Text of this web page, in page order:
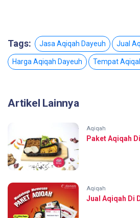
Tags: Jasa Aqiqah Dayeuh Jual
Harga Aqiqah Dayeuh Tempat
Artikel Lainnya
Aqiqah
Paket Aqiqah
Aqiqah
Jual Aqiqah Di